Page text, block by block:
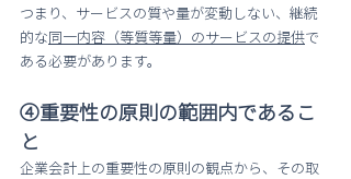
つまり、サービスの質や量が変動しない、継続
的な同一内容（等質等量）のサービスの提供で
ある必要があります。
④重要性の原則の範囲内であるこ
と
企業会計上の重要性の原則の観点から、その取